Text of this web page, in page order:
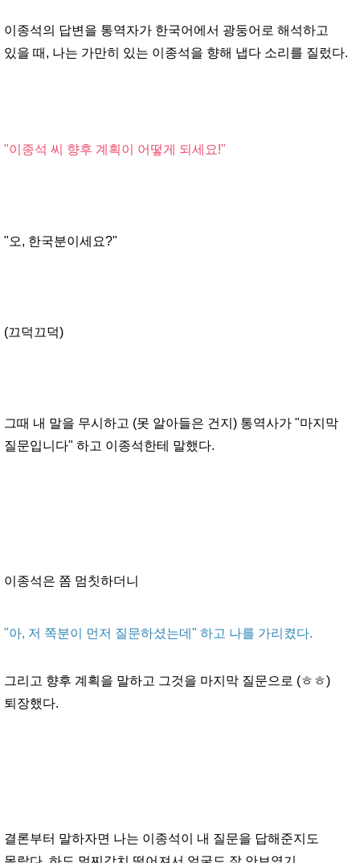
이종석의 답변을 통역자가 한국어에서 광둥어로 해석하고
있을 때, 나는 가만히 있는 이종석을 향해 냅다 소리를 질렀다.
"이종석 씨 향후 계획이 어떻게 되세요!"
"오, 한국분이세요?"
(끄덕끄덕)
그때 내 말을 무시하고 (못 알아들은 건지) 통역사가 "마지막
질문입니다" 하고 이종석한테 말했다.
이종석은 쫌 멈칫하더니
"아, 저 쪽분이 먼저 질문하셨는데" 하고 나를 가리켰다.
그리고 향후 계획을 말하고 그것을 마지막 질문으로 (ㅎㅎ)
퇴장했다.
결론부터 말하자면 나는 이종석이 내 질문을 답해준지도